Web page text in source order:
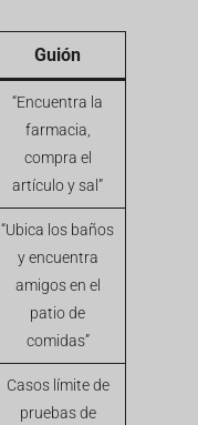
Guión
“Encuentra la
farmacia,
compra el
artículo y sal”
“Ubica los baños
y encuentra
amigos en el
patio de
comidas”
Casos límite de
pruebas de